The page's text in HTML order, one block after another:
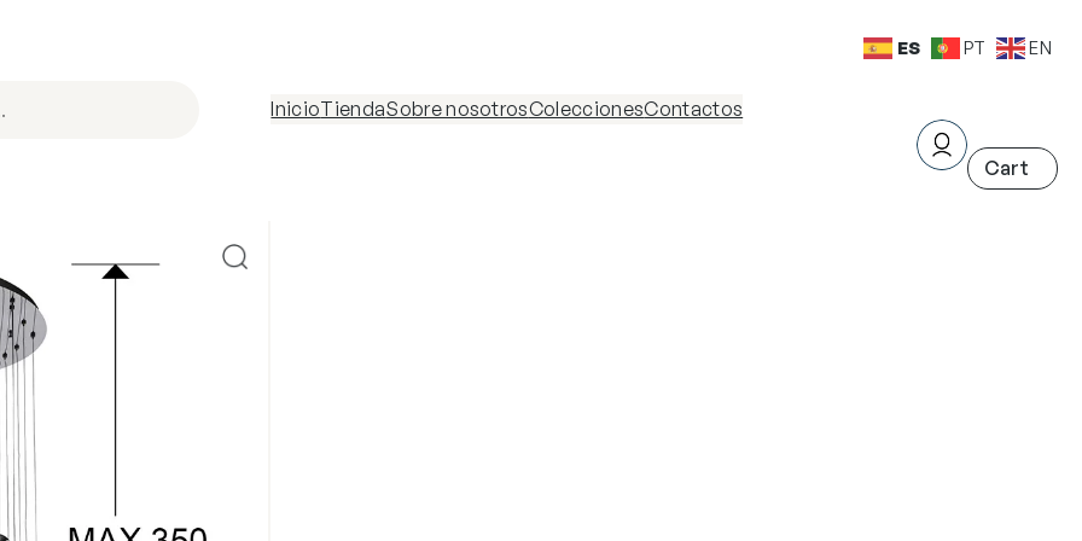
InicioTiendaSobre nosotrosColeccionesContactos
ES PT EN